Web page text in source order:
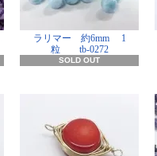
ラリマー 約6mm 1
粒 tb-0272
SOLD OUT